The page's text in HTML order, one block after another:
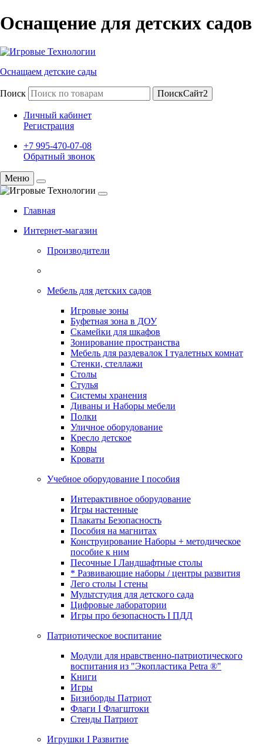
Оснащение для детских садов
Оснащаем детские сады
Поиск ПоискСайт2
Личный кабинет
Регистрация
+7 995-470-07-08
Обратный звонок
Меню
Главная
Интернет-магазин
Производители
Мебель для детских садов
Игровые зоны
Буфетная зона в ДОУ
Скамейки для шкафов
Зонирование пространства
Мебель для раздевалок I туалетных комнат
Стенки, стеллажи
Столы
Стулья
Системы хранения
Диваны и Наборы мебели
Полки
Уличное оборудование
Кресло детское
Ковры
Кровати
Учебное оборудование I пособия
Интерактивное оборудование
Игры настенные
Плакаты Безопасность
Пособия на магнитах
Конструирование Наборы + методическое
пособие к ним
Песочные I Ландшафтные столы
* Развивающие наборы / центры развития
Лего столы I стены
Мультстудия для детского сада
Цифровые лаборатории
Игры про безопасность I ПДД
Патриотическое воспитание
Модули для нравственно-патриотического
воспитания из "Экопластика Petra ®"
Книги
Игры
Бизиборды Патриот
Флаги I Флагштоки
Стенды Патриот
Игрушки I Развитие